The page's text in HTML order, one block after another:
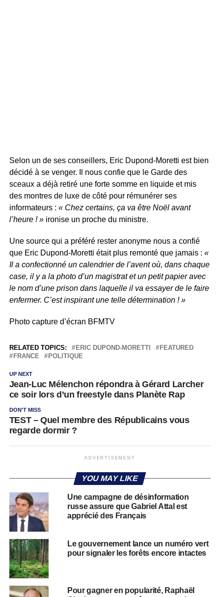
Selon un de ses conseillers, Eric Dupond-Moretti est bien
décidé à se venger. Il nous confie que le Garde des
sceaux a déjà retiré une forte somme en liquide et mis
des montres de luxe de côté pour rémunérer ses
informateurs : « Chez certains, ça va être Noël avant
l’heure ! » ironise un proche du ministre.
Une source qui a préféré rester anonyme nous a confié
que Eric Dupond-Moretti était plus remonté que jamais : «
Il a confectionné un calendrier de l’avent où, dans chaque
case, il y a la photo d’un magistrat et un petit papier avec
le nom d’une prison dans laquelle il va essayer de le faire
enfermer. C’est inspirant une telle détermination ! »
Photo capture d’écran BFMTV
RELATED TOPICS: ERIC DUPOND-MORETTI
FEATURED
FRANCE
POLITIQUE
UP NEXT
Jean-Luc Mélenchon répondra à Gérard Larcher
ce soir lors d’un freestyle dans Planète Rap
DON'T MISS
TEST – Quel membre des Républicains vous
regarde dormir ?
ADVERTISEMENT
YOU MAY LIKE
Une campagne de désinformation
russe assure que Gabriel Attal est
apprécié des Français
Le gouvernement lance un numéro vert
pour signaler les forêts encore intactes
Pour gagner en popularité, Raphaël